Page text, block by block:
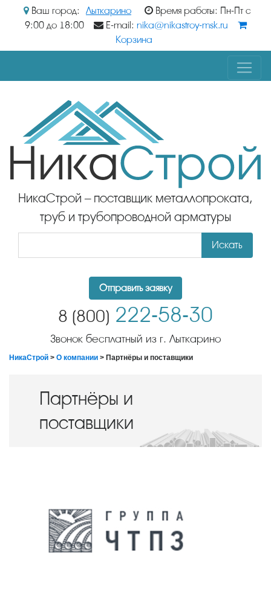
Ваш город: Лыткарино
Время работы: Пн-Пт с
9:00 до 18:00
E-mail: nika@nikastroy-msk.ru
Корзина
НикаСтрой – поставщик металлопроката,
труб и трубопроводной арматуры
Искать
Отправить заявку
8 (800) 222-58-30
Звонок бесплатный из г. Лыткарино
НикаСтрой > О компании > Партнёры и поставщики
Партнёры и
поставщики